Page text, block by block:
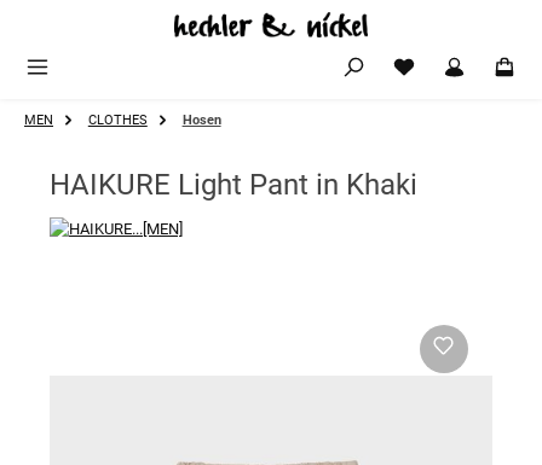
Zum Hauptinhalt springen
MEN CLOTHES Hosen
HAIKURE Light Pant in Khaki